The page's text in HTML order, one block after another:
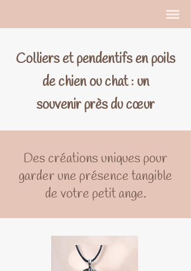
Colliers et pendentifs en poils
de chien ou chat : un
souvenir près du cœur
Des créations uniques pour
garder une présence tangible
de votre petit ange.